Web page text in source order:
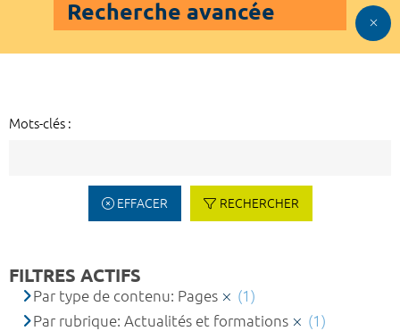
Recherche avancée
Mots-clés :
EFFACER RECHERCHER
FILTRES ACTIFS
Par type de contenu: Pages
(1)
Par rubrique: Actualités et formations
(1)